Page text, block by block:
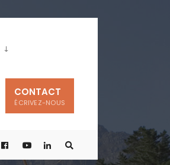
CONTACT
ÉCRIVEZ-NOUS